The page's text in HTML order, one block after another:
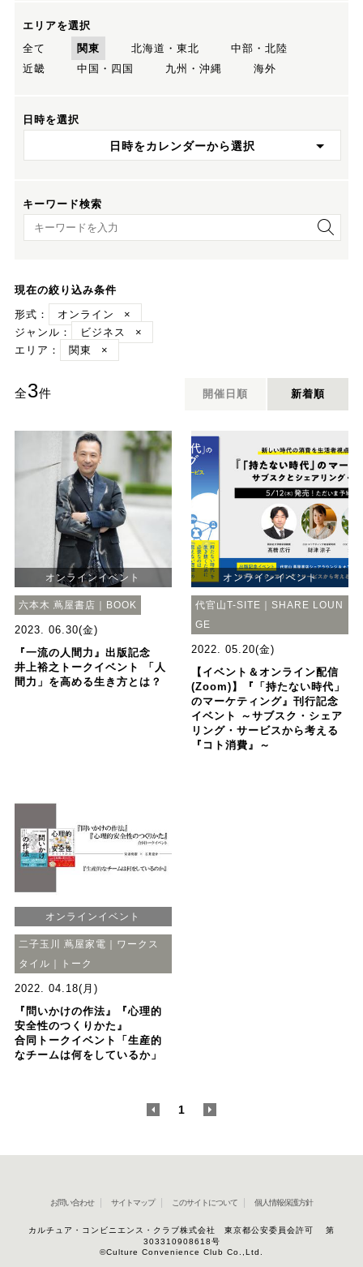
エリアを選択
全て
関東 北海道・東北
中部・北陸
近畿
中国・四国 九州・沖縄 海外
日時を選択
日時をカレンダーから選択
キーワード検索
キーワード検索
現在の絞り込み条件
形式：
オンライン
×
ジャンル：
ビジネス
×
エリア：
関東 ×
全3件 開催日順 新着順
オンラインイベント
六本木 蔦屋書店｜BOOK
2023. 06.30(金)
『一流の人間力』出版記念
井上裕之トークイベント 「人
間力」を高める生き方とは？
オンラインイベント
代官山T-SITE｜SHARE LOUN
GE
2022. 05.20(金)
【イベント＆オンライン配信
(Zoom)】『「持たない時代」
のマーケティング』刊行記念
イベント ～サブスク・シェア
リング・サービスから考える
『コト消費』～
オンラインイベント
二子玉川 蔦屋家電｜ワークス
タイル｜トーク
2022. 04.18(月)
『問いかけの作法』『心理的
安全性のつくりかた』
合同トークイベント「生産的
なチームは何をしているか」
1
お問い合わせ サイトマップ このサイトについて 個人情報保護方針
カルチュア・コンビニエンス・クラブ株式会社 東京都公安委員会許可 第
303310908618号
©Culture Convenience Club Co.,Ltd.